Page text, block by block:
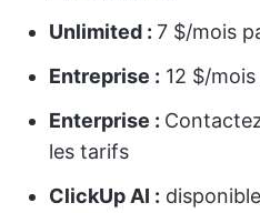
Unlimited : 7 $/mois
Entreprise : 12 $/
Enterprise :
les tarifs
ClickUp AI :